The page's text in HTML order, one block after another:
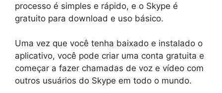
processo é simples e rápido, e o Skype é
gratuito para download e uso básico.
Uma vez que você tenha baixado e instalado o
aplicativo, você pode criar uma conta gratuita e
começar a fazer chamadas de voz e vídeo com
outros usuários do Skype em todo o mundo.